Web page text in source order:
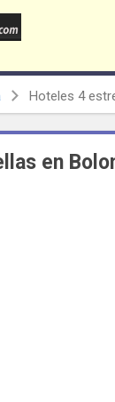
Hoteles 4
en